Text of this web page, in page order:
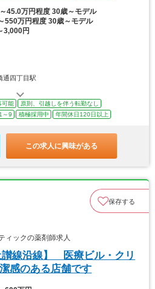
45.0万円程度 30歳～モデル
550万円程度 30歳～モデル
3,000円
通四丁目駅
可能
原則、引越しを伴う転勤なし
～9 積極採用中 年間休日120日以上
この求人に興味がある
保存する
ィックの薬剤師求人
讃線沿線】 医療ビル・クリ
感のある店舗です